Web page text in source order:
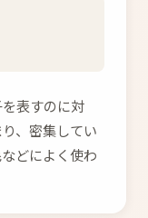
を表すのに対
、密集してい
どによく使わ